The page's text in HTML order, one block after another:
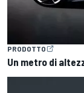
PRODOTTO
Un metro di